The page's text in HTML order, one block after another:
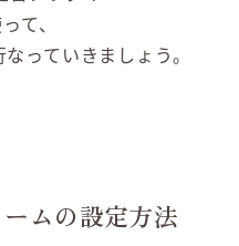
て、
っていきましょう。
ムの設定方法